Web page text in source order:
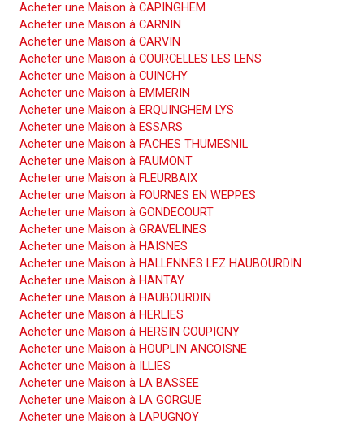
Acheter une Maison à CAPINGHEM
Acheter une Maison à CARNIN
Acheter une Maison à CARVIN
Acheter une Maison à COURCELLES LES LENS
Acheter une Maison à CUINCHY
Acheter une Maison à EMMERIN
Acheter une Maison à ERQUINGHEM LYS
Acheter une Maison à ESSARS
Acheter une Maison à FACHES THUMESNIL
Acheter une Maison à FAUMONT
Acheter une Maison à FLEURBAIX
Acheter une Maison à FOURNES EN WEPPES
Acheter une Maison à GONDECOURT
Acheter une Maison à GRAVELINES
Acheter une Maison à HAISNES
Acheter une Maison à HALLENNES LEZ HAUBOURDIN
Acheter une Maison à HANTAY
Acheter une Maison à HAUBOURDIN
Acheter une Maison à HERLIES
Acheter une Maison à HERSIN COUPIGNY
Acheter une Maison à HOUPLIN ANCOISNE
Acheter une Maison à ILLIES
Acheter une Maison à LA BASSEE
Acheter une Maison à LA GORGUE
Acheter une Maison à LAPUGNOY